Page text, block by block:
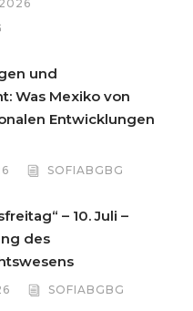
und
Was Mexiko von
Entwicklungen
SOFIABGBG
– 10. Juli –
des
SOFIABGBG